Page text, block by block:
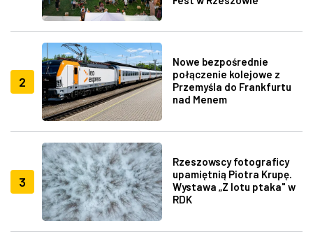
2
Nowe bezpośrednie
połączenie kolejowe z
Przemyśla do Frankfurtu
nad Menem
3
Rzeszowscy fotograficy
upamiętnią Piotra Krupę.
Wystawa „Z lotu ptaka" w
RDK